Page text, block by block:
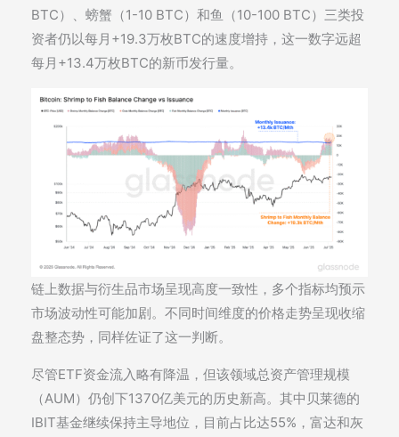
BTC）、螃蟹（1-10 BTC）和鱼（10-100 BTC）三类投
资者仍以每月+19.3万枚BTC的速度增持，这一数字远超
每月+13.4万枚BTC的新币发行量。
链上数据与衍生品市场呈现高度一致性，多个指标均预示
市场波动性可能加剧。不同时间维度的价格走势呈现收缩
盘整态势，同样佐证了这一判断。
尽管ETF资金流入略有降温，但该领域总资产管理规模
（AUM）仍创下1370亿美元的历史新高。其中贝莱德的
IBIT基金继续保持主导地位，目前占比达55%，富达和灰